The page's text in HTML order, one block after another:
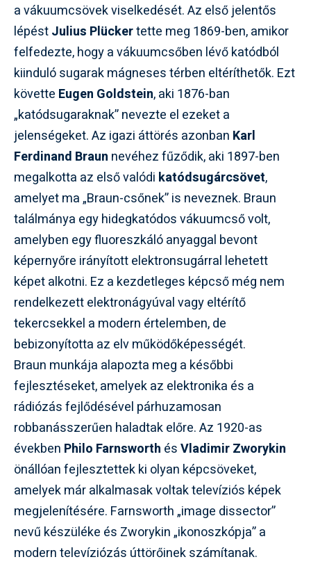
a vákuumcsövek viselkedését. Az első jelentős
lépéstJulius Plückertette meg 1869-ben, amikor
felfedezte, hogy a vákuumcsőben lévő katódból
kiinduló sugarak mágneses térben eltéríthetők. Ezt
követte Eugen Goldstein, aki 1876-ban
„katódsugaraknak” nevezte el ezeket a
jelenségeket. Az igazi áttörés azonban Karl
Ferdinand Braun nevéhez fűződik, aki 1897-ben
megalkotta az első valódi katódsugárcsövet,
amelyet ma „Braun-csőnek” is neveznek. Braun
találmánya egy hidegkatódos vákuumcső volt,
amelyben egy fluoreszkáló anyaggal bevont
képernyőre irányított elektronsugárral lehetett
képet alkotni. Ez a kezdetleges képcső még nem
rendelkezett elektronágyúval vagy eltérítő
tekercsekkel a modern értelemben, de
bebizonyította az elv működőképességét.
Braun munkája alapozta meg a későbbi
fejlesztéseket, amelyek az elektronika és a
rádiózás fejlődésével párhuzamosan
robbanásszerűen haladtak előre. Az 1920-as
években Philo Farnsworth ésVladimir Zworykin
önállóan fejlesztettek ki olyan képcsöveket,
amelyek már alkalmasak voltak televíziós képek
megjelenítésére. Farnsworth „image dissector”
nevű készüléke és Zworykin „ikonoszkópja” a
modern televíziózás úttörőinek számítanak.